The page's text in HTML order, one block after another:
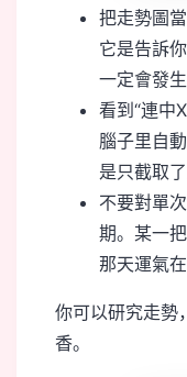
把走勢圖當
它是告訴
一定會發生
看到“連中
腦子里自
是只截取
不要對單
期。某一
那天運氣在
你可以研究走勢
香。